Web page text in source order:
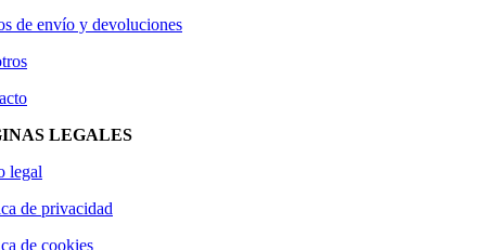
de envío y devoluciones
LEGALES
legal
de privacidad
de cookies